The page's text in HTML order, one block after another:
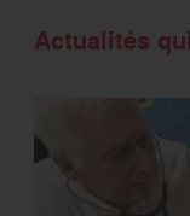
Actualités